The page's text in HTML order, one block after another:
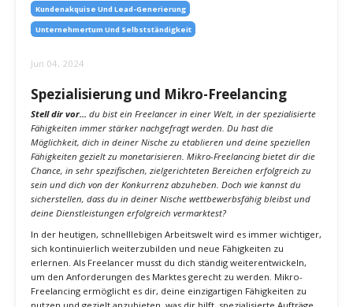
Fähigkeiten Und Weiterbildung Für Unternehmer
Kundenakquise Und Lead-Generierung
Jun 04, 2024
Spezialisierung und Mikro-Freelancing
Stell dir vor...du bist ein Freelancer in einer Welt, in der spezialisierte
Fähigkeiten immer stärker nachgefragt werden. Du hast die
Möglichkeit, dich in deiner Nische zu etablieren und deine speziellen
Fähigkeiten gezielt zu monetarisieren. Mikro-Freelancing bietet dir die
Chance, in sehr spezifischen, zielgerichteten Bereichen erfolgreich zu
sein und dich von der Konkurrenz abzuheben. Doch wie kannst du
sicherstellen, dass du in deiner Nische wettbewerbsfähig bleibst und
deine Dienstleistungen erfolgreich vermarktest?
In der heutigen, schnelllebigen Arbeitswelt wird es immer wichtiger,
sich kontinuierlich weiterzubilden und neue Fähigkeiten zu
erlernen. Als Freelancer musst du dich ständig weiterentwickeln,